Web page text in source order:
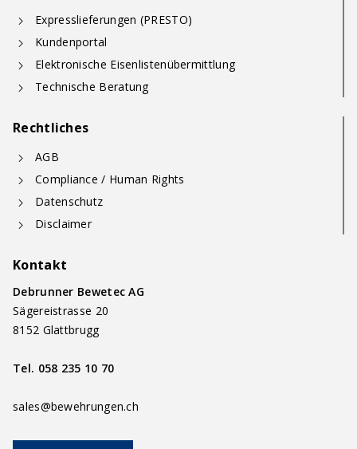
Expresslieferungen (PRESTO)
Kundenportal
Elektronische Eisenlistenübermittlung
Technische Beratung
Rechtliches
AGB
Compliance / Human Rights
Datenschutz
Disclaimer
Kontakt
Debrunner Bewetec AG
Sägereistrasse 20
8152 Glattbrugg
Tel. 058 235 10 70
sales@bewehrungen.ch